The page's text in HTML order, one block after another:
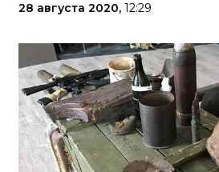
28 августа 2020, 12:29